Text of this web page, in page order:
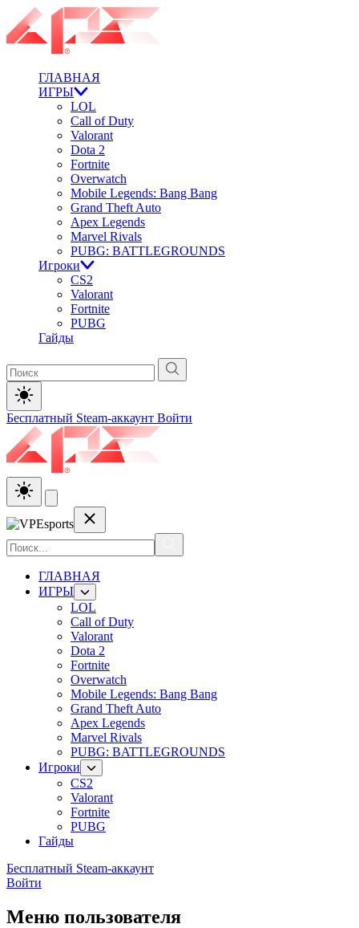
ГЛАВНАЯ
ИГРЫ
LOL
Call of Duty
Valorant
Dota 2
Fortnite
Overwatch
Mobile Legends: Bang Bang
Grand Theft Auto
Apex Legends
Marvel Rivals
PUBG: BATTLEGROUNDS
Игроки
CS2
Valorant
Fortnite
PUBG
Гайды
Бесплатный Steam-аккаунт Войти
ГЛАВНАЯ
ИГРЫ
LOL
Call of Duty
Valorant
Dota 2
Fortnite
Overwatch
Mobile Legends: Bang Bang
Grand Theft Auto
Apex Legends
Marvel Rivals
PUBG: BATTLEGROUNDS
Игроки
CS2
Valorant
Fortnite
PUBG
Гайды
Бесплатный Steam-аккаунт
Войти
Меню пользователя